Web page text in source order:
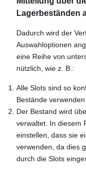
Lagerbeständen
Dadurch wird der
Auswahloptionen
eine Reihe von
nützlich, wie z. B.:
Alle Slots sind so
Bestände
Der Bestand wird
verwaltet. In diesem
einstellen, dass sie
verwenden, da dies
durch die Slots